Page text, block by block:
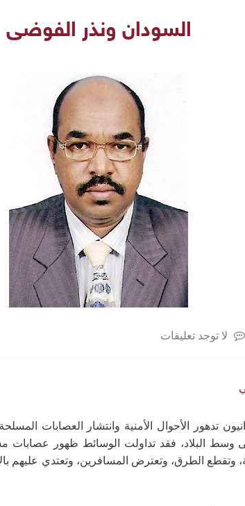
السودان ونذر الفوضى
لا توجد تعليقات
تدهور الأحوال الأمنية وانتشار العصابات
وسط البلاد، فقد تداولت الوسائط ظهور عصابات
وتقطع الطرق، وتعترض المسافرين، وتعتدي عليهم